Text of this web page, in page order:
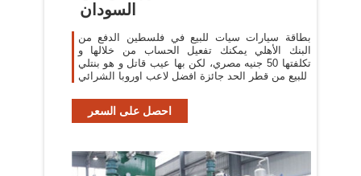
السودان
بطاقة سيارات سيات للبيع في فلسطين الدفع من
البنك الأهلي يمكنك تفعيل الحساب من خلالها و
تكلفتها 50 جنيه مصري، لكن بها عيب قاتل و هو بنتلي
للبيع من قطر الحد جائزة افضل لاعب اوروبا الشرائي
احصل على السعر